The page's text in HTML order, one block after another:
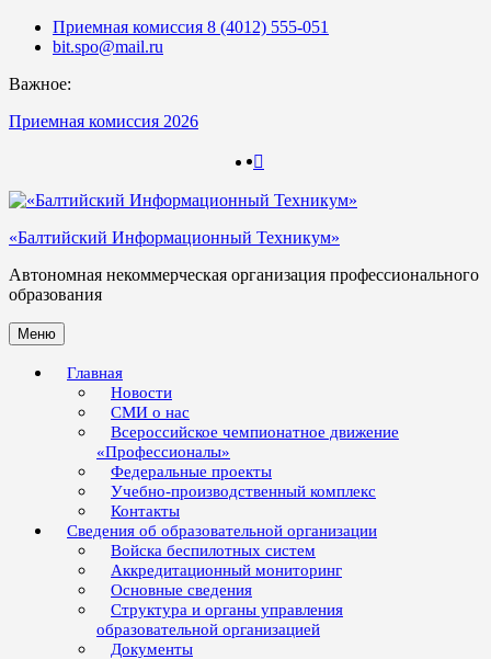
Skip
Приемная комиссия 8 (4012) 555-051
bit.spo@mail.ru
Важное:
Приемная комиссия 2026
«Балтийский Информационный Техникум»
Автономная некоммерческая организация профессионального
образования
Меню
Главная
Новости
СМИ о нас
Всероссийское чемпионатное движение
«Профессионалы»
Федеральные проекты
Учебно-производственный комплекс
Контакты
Сведения об образовательной организации
Войска беспилотных систем
Аккредитационный мониторинг
Основные сведения
Структура и органы управления
образовательной организацией
Документы